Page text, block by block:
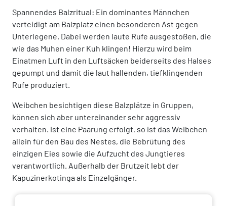
Spannendes Balzritual: Ein dominantes Männchen
verteidigt am Balzplatz einen besonderen Ast gegen
Unterlegene. Dabei werden laute Rufe ausgestoßen, die
wie das Muhen einer Kuh klingen! Hierzu wird beim
Einatmen Luft in den Luftsäcken beiderseits des Halses
gepumpt und damit die laut hallenden, tiefklingenden
Rufe produziert.
Weibchen besichtigen diese Balzplätze in Gruppen,
können sich aber untereinander sehr aggressiv
verhalten. Ist eine Paarung erfolgt, so ist das Weibchen
allein für den Bau des Nestes, die Bebrütung des
einzigen Eies sowie die Aufzucht des Jungtieres
verantwortlich. Außerhalb der Brutzeit lebt der
Kapuzinerkotinga als Einzelgänger.